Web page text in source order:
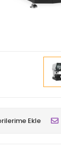
Ekle